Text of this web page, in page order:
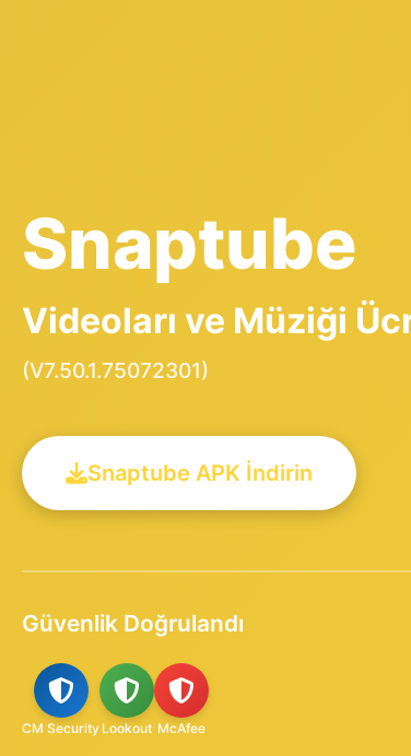
Snaptube
Videoları ve Müziği
(V7.50.1.75072301)
Snaptube APK İndirin
Güvenlik Doğrulandı
CM Security Lookout McAfee